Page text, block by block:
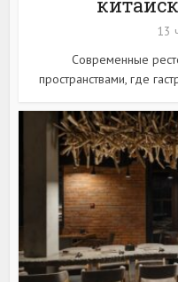
13
Современные
пространствами, где